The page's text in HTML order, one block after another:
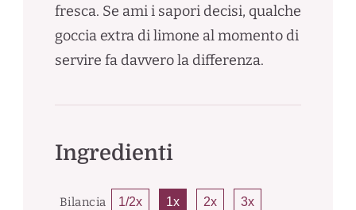
fresca. Se ami i sapori decisi, qualche
goccia extra di limone al momento di
servire fa davvero la differenza.
Ingredienti
Bilancia 1/2x 1x 2x 3x